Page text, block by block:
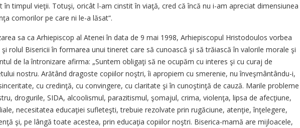
în timpul vieţii. Totuşi, oricât l-am cinstit în viaţă, cred că încă nu i-am apreciat dimensiunea
comorilor pe care ni le-a lăsat“.
sa ca Arhiepiscop al Atenei în data de 9 mai 1998, Arhiepiscopul Hristodoulos vorbea
rolul Bisericii în formarea unui tineret care să cunoască şi să trăiască în valorile morale şi
de la întronizare afirma: „Suntem obligaţi să ne ocupăm cu interes şi cu curaj de
nostru. Arătând dragoste copiilor noştri, îi apropiem cu smerenie, nu înveşmântându-i,
cu credinţă, cu convingere, cu claritate şi în cunoştinţă de cauză. Marile probleme
drogurile, SIDA, alcoolismul, parazitismul, şomajul, crima, violenţa, lipsa de afecţiune,
necesitatea educaţiei sufleteşti, trebuie rezolvate prin rugăciune, atenţie, înţelegere,
şi, pe lângă toate acestea, prin educaţia copiilor noştri. Biserica-mamă are mijloacele,